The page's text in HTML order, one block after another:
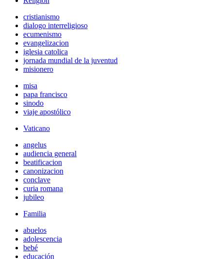
cristianismo
dialogo interreligioso
ecumenismo
evangelizacion
iglesia catolica
jornada mundial de la juventud
misionero
misa
papa francisco
sinodo
viaje apostólico
Vaticano
angelus
audiencia general
beatificacion
canonizacion
conclave
curia romana
jubileo
Familia
abuelos
adolescencia
bebé
educación